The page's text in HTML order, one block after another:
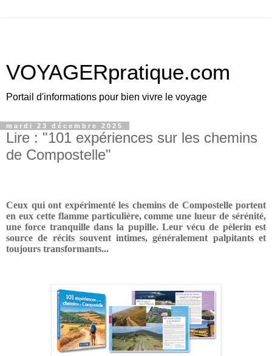
VOYAGERpratique.com
Portail d'informations pour bien vivre le voyage
mardi 23 décembre 2025
Lire : "101 expériences sur les chemins
de Compostelle"
Ceux qui ont expérimenté les chemins de Compostelle portent
en eux cette flamme particulière, comme une lueur de sérénité,
une force tranquille dans la pupille. Leur vécu de pèlerin est
source de récits souvent intimes, généralement palpitants et
toujours transformants...